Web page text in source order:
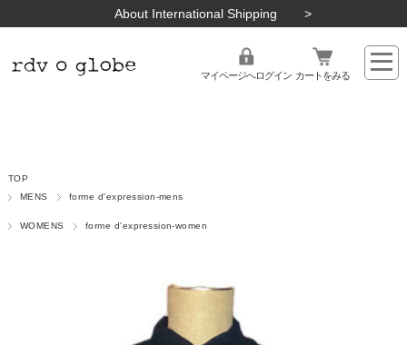
About International Shipping
マイページへログイン カートをみる
TOP
MENS
forme d'expression-mens
WOMENS forme d'expression-women